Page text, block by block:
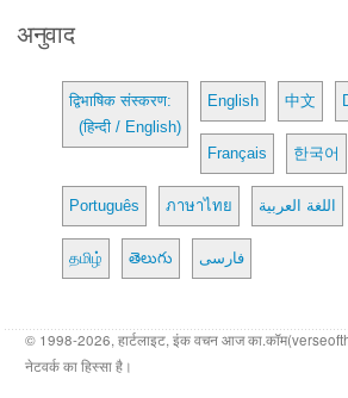
अनुवाद
द्विभाषिक संस्करण:
(हिन्दी / English)
English 中文
Français 한국어
Português ภาษาไทย اللغة العربية
தமிழ் తెలుగు فارسی
© 1998-2026, हार्टलाइट, इंक वचन आज
नेटवर्क का हिस्सा है।